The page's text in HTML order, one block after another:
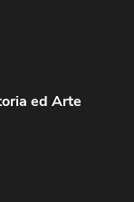
ed Arte